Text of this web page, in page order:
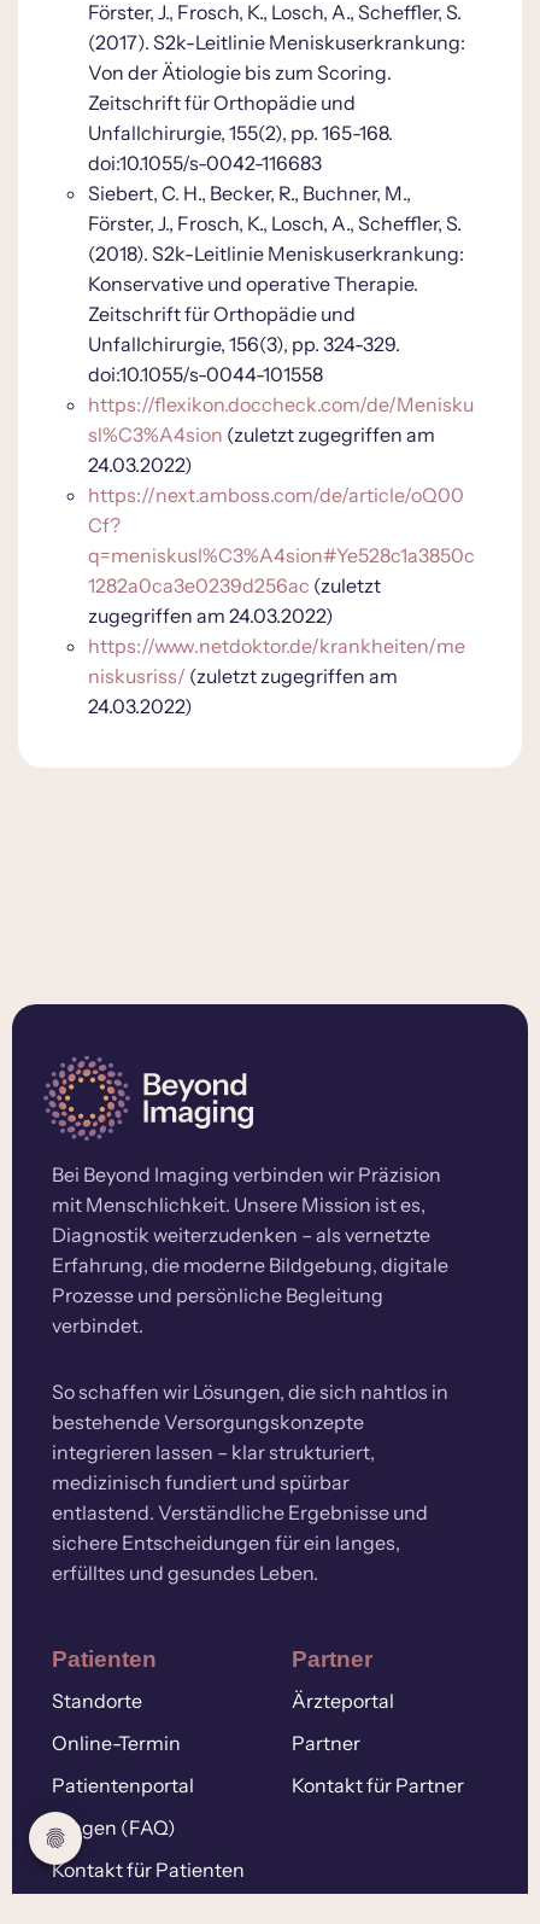
Förster, J., Frosch, K., Losch, A., Scheffler, S.
(2017). S2k-Leitlinie Meniskuserkrankung:
Von der Ätiologie bis zum Scoring.
Zeitschrift für Orthopädie und
Unfallchirurgie, 155(2), pp. 165-168.
doi:10.1055/s-0042-116683
Siebert, C. H., Becker, R., Buchner, M.,
Förster, J., Frosch, K., Losch, A., Scheffler, S.
(2018). S2k-Leitlinie Meniskuserkrankung:
Konservative und operative Therapie.
Zeitschrift für Orthopädie und
Unfallchirurgie, 156(3), pp. 324-329.
doi:10.1055/s-0044-101558
https://flexikon.doccheck.com/de/Menisku
sl%C3%A4sion (zuletzt zugegriffen am
24.03.2022)
https://next.amboss.com/de/article/oQ00
Cf?
q=meniskusl%C3%A4sion#Ye528c1a3850c
1282a0ca3e0239d256ac (zuletzt
zugegriffen am 24.03.2022)
https://www.netdoktor.de/krankheiten/me
niskusriss/ (zuletzt zugegriffen am
24.03.2022)
Bei Beyond Imaging verbinden wir Präzision
mit Menschlichkeit. Unsere Mission ist es,
Diagnostik weiterzudenken – als vernetzte
Erfahrung, die moderne Bildgebung, digitale
Prozesse und persönliche Begleitung
verbindet.
So schaffen wir Lösungen, die sich nahtlos in
bestehende Versorgungskonzepte
integrieren lassen – klar strukturiert,
medizinisch fundiert und spürbar
entlastend. Verständliche Ergebnisse und
sichere Entscheidungen für ein langes,
erfülltes und gesundes Leben.
Patienten
Standorte
Online-Termin
Patientenportal
Fragen (FAQ)
Kontakt für Patienten
Partner
Ärzteportal
Partner
Kontakt für Partner